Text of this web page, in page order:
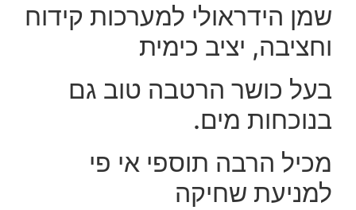
שמן הידראולי למערכות קידוח
וחציבה, יציב כימית
בעל כושר הרטבה טוב גם
בנוכחות מים.
מכיל הרבה תוספי אי פי
למניעת שחיקה